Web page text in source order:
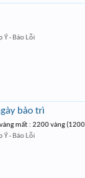
Ý - Báo Lỗi
bảo trì
vàng mất : 2200 vàng
Ý - Báo Lỗi